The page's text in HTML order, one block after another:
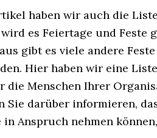
haben wir auch die
es Feiertage und Feste
gibt es viele andere
Hier haben wir eine
die Menschen Ihrer
Sie darüber informieren,
in Anspruch nehmen